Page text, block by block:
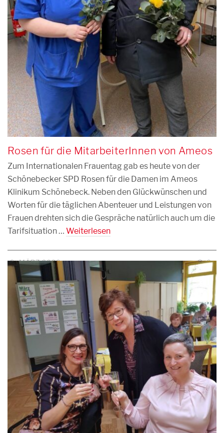
Rosen für die MitarbeiterInnen von Ameos
Zum Internationalen Frauentag gab es heute von der
Schönebecker SPD Rosen für die Damen im Ameos
Klinikum Schönebeck. Neben den Glückwünschen und
Worten für die täglichen Abenteuer und Leistungen von
Frauen drehten sich die Gespräche natürlich auch um die
Tarifsituation … Weiterlesen
9. MÄRZ 2020 0